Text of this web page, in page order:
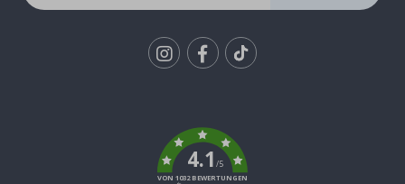
4.1/5
VON 1032 BEWERTUNGEN